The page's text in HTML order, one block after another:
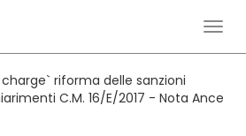
charge` riforma delle sanzioni
C.M. 16/E/2017 - Nota Ance